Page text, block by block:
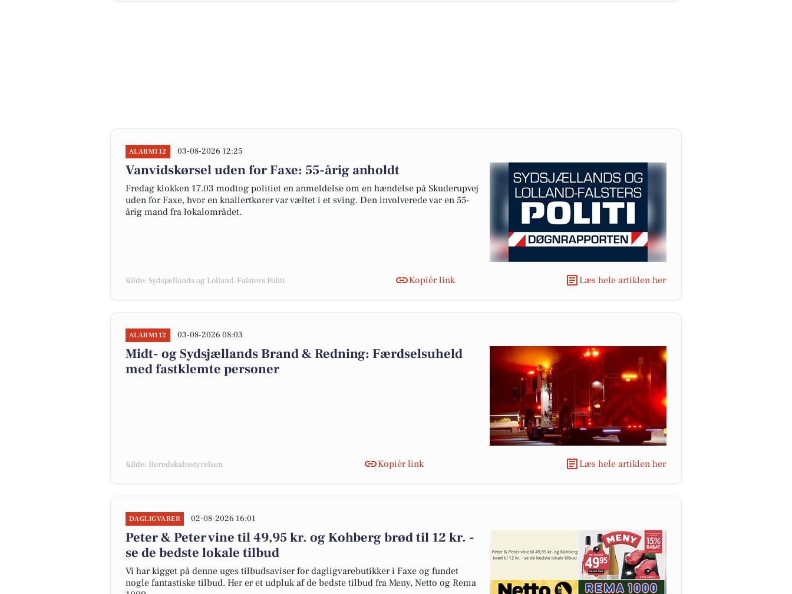
ALARM112 03-08-2026 12:25
Vanvidskørsel uden for Faxe: 55-årig anholdt
Fredag klokken 17.03 modtog politiet en anmeldelse om en hændelse på Skuderupvej
uden for Faxe, hvor en knallertkører var væltet i et sving. Den involverede var en 55-
årig mand fra lokalområdet.
Kilde: Sydsjællands og Lolland-Falsters Politi Kopiér link Læs hele artiklen her
ALARM112 03-08-2026 08:03
Midt- og Sydsjællands Brand & Redning: Færdselsuheld
med fastklemte personer
Kilde: Beredskabsstyrelsen Kopiér link Læs hele artiklen her
DAGLIGVARER 02-08-2026 16:01
Peter & Peter vine til 49,95 kr. og Kohberg brød til 12 kr. -
se de bedste lokale tilbud
Vi har kigget på denne uges tilbudsaviser for dagligvarebutikker i Faxe og fundet
nogle fantastiske tilbud. Her er et udpluk af de bedste tilbud fra Meny, Netto og Rema